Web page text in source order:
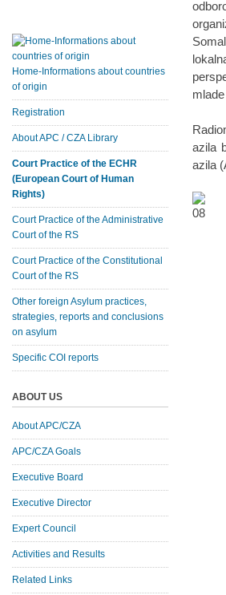
azila
azila
Home-Informations about countries
of origin
Registration
About APC / CZA Library
Court Practice of the ECHR
(European Court of Human
Rights)
Court Practice of the Administrative
Court of the RS
Court Practice of the Constitutional
Court of the RS
Other foreign Asylum practices,
strategies, reports and conclusions
on asylum
Specific COI reports
ABOUT US
About APC/CZA
APC/CZA Goals
Executive Board
Executive Director
Expert Council
Activities and Results
Related Links